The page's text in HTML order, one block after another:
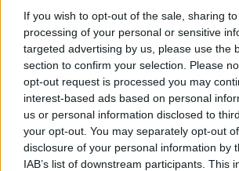
If you wish to opt-out of the sale, sharing
processing of your personal or sensitive
targeted advertising by us, please use the
section to confirm your selection. Please
opt-out request is processed you may
interest-based ads based on personal
us or personal information disclosed to
your opt-out. You may separately opt-out
disclosure of your personal information by
IAB’s list of downstream participants. This
Μπέσσυ Αργυράκη: Ο όρος
που της έθεσε ο Νίκος
Καρβέλας για να
ερμηνεύσει τραγούδι της
Άννας Βίσση